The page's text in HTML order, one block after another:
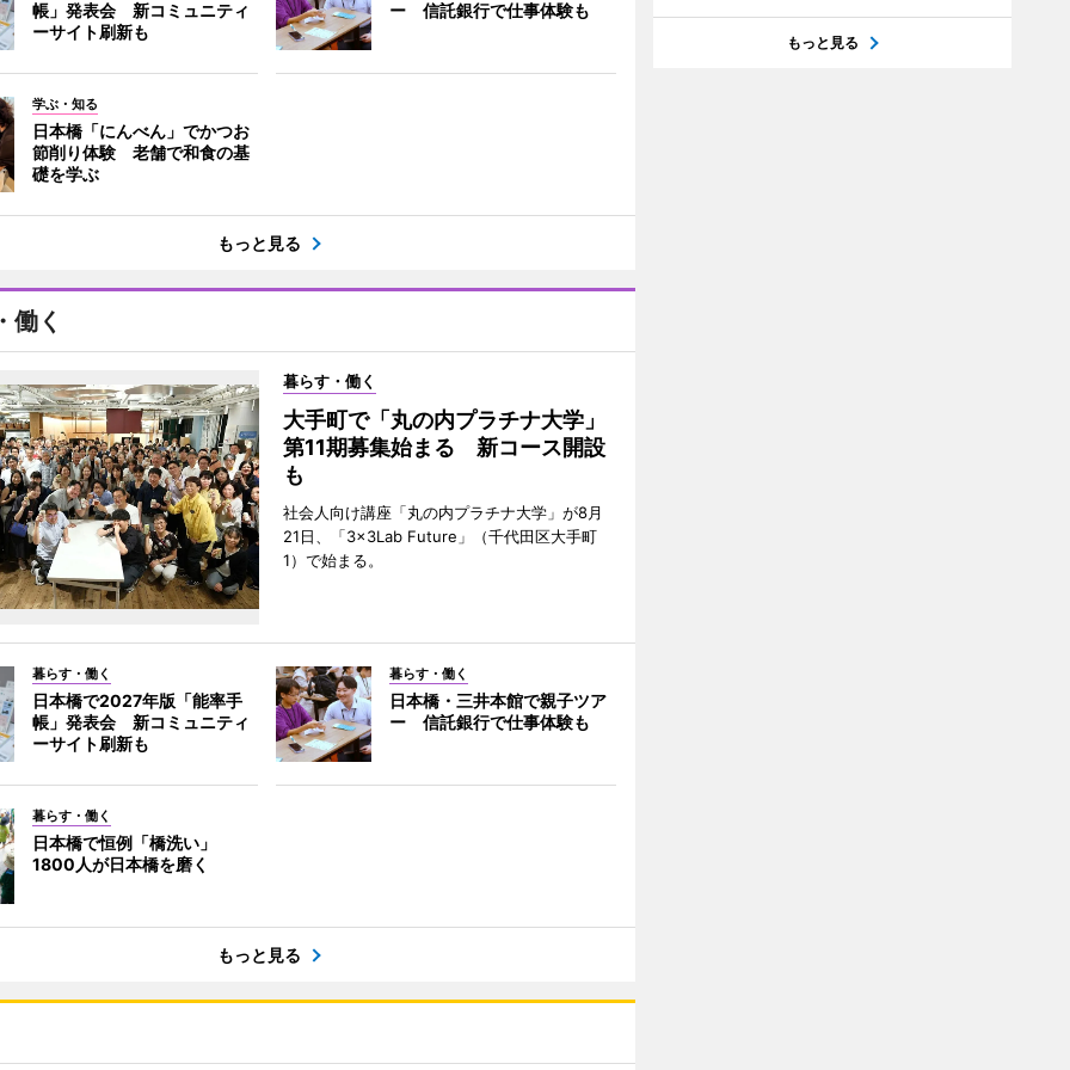
帳」発表会 新コミュニティ
ーサイト刷新も
ー 信託銀行で仕事体験も
学ぶ・知る
日本橋「にんべん」でかつお
節削り体験 老舗で和食の基
礎を学ぶ
もっと見る
働く
暮らす・働く
大手町で「丸の内プラチナ大学」
第11期募集始まる 新コース開設
も
社会人向け講座「丸の内プラチナ大学」が8月
21日、「3×3Lab Future」（千代田区大手町
1）で始まる。
暮らす・働く
日本橋で2027年版「能率手
帳」発表会 新コミュニティ
ーサイト刷新も
暮らす・働く
日本橋・三井本館で親子ツア
ー 信託銀行で仕事体験も
暮らす・働く
日本橋で恒例「橋洗い」
1800人が日本橋を磨く
もっと見る
もっと見る